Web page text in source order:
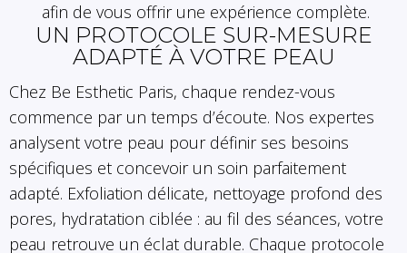
afin de vous offrir une expérience complète.
UN PROTOCOLE SUR-MESURE
ADAPTÉ À VOTRE PEAU
Chez Be Esthetic Paris, chaque rendez-vous
commence par un temps d’écoute. Nos expertes
analysent votre peau pour définir ses besoins
spécifiques et concevoir un soin parfaitement
adapté. Exfoliation délicate, nettoyage profond des
pores, hydratation ciblée : au fil des séances, votre
peau retrouve un éclat durable. Chaque protocole